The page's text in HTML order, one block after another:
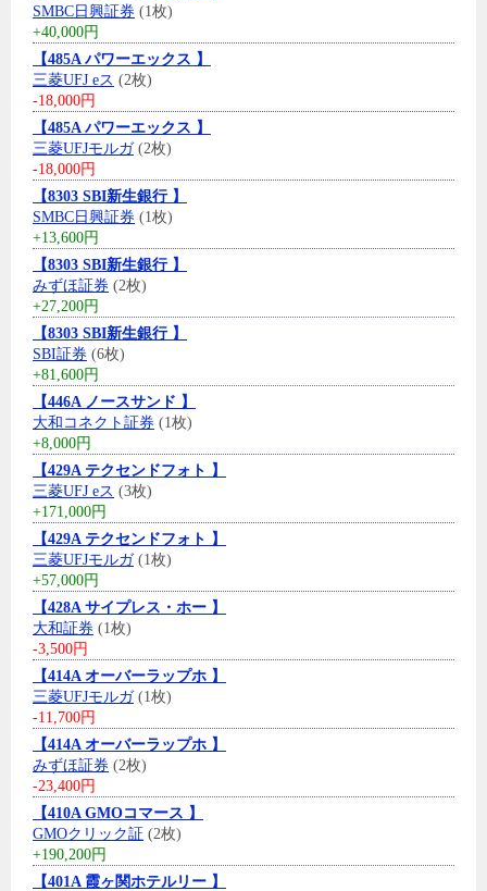
SMBC日興証券 (1枚)
+40,000円
【485A パワーエックス 】
三菱UFJ eス (2枚)
-18,000円
【485A パワーエックス 】
三菱UFJモルガ(2枚)
-18,000円
【8303 SBI新生銀行 】
SMBC日興証券 (1枚)
+13,600円
【8303 SBI新生銀行 】
みずほ証券 (2枚)
+27,200円
【8303 SBI新生銀行 】
SBI証券 (6枚)
+81,600円
【446A ノースサンド 】
大和コネクト証券 (1枚)
+8,000円
【429A テクセンドフォト 】
三菱UFJ eス (3枚)
+171,000円
【429A テクセンドフォト 】
三菱UFJモルガ(1枚)
+57,000円
【428A サイプレス・ホー 】
大和証券 (1枚)
-3,500円
【414A オーバーラップホ 】
三菱UFJモルガ(1枚)
-11,700円
【414A オーバーラップホ 】
みずほ証券 (2枚)
-23,400円
【410A GMOコマース 】
GMOクリック証 (2枚)
+190,200円
【401A 霞ヶ関ホテルリー 】